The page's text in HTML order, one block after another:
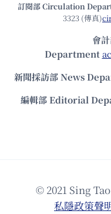
訂閱部 Circulation
3323 (傳真)
會
Department
新聞採訪部 News
編輯部 Editorial
© 2021 Sing
私隱政策聲